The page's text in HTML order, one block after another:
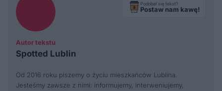
Autor tekstu
Spotted Lublin
Podobał się tekst?
Postaw nam kawę!
Od 2016 roku piszemy o życiu mieszkańców Lublina.
Jesteśmy zawsze z nimi: informujemy, interweniujemy,